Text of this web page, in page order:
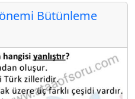
Bütünleme